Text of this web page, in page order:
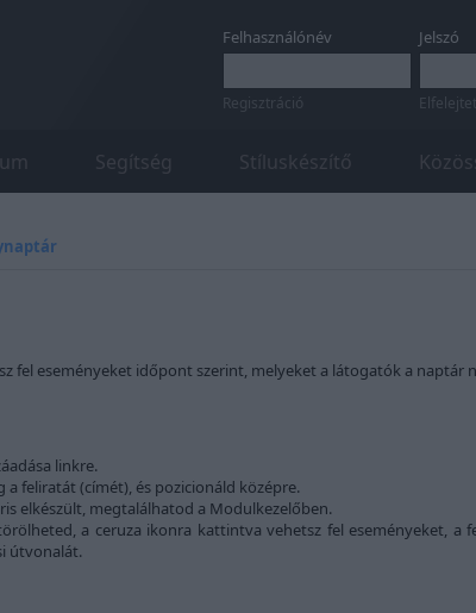
Felhasználónév
Regisztráció
Jelszó
Segítség Stíluskészítő
fel eseményeket időpont szerint, melyeket a látogatók a
linkre.
feliratát (címét), és pozicionáld középre.
elkészült, megtalálhatod a Modulkezelőben.
a ceruza ikonra kattintva vehetsz fel eseményeket, a
útvonalát.